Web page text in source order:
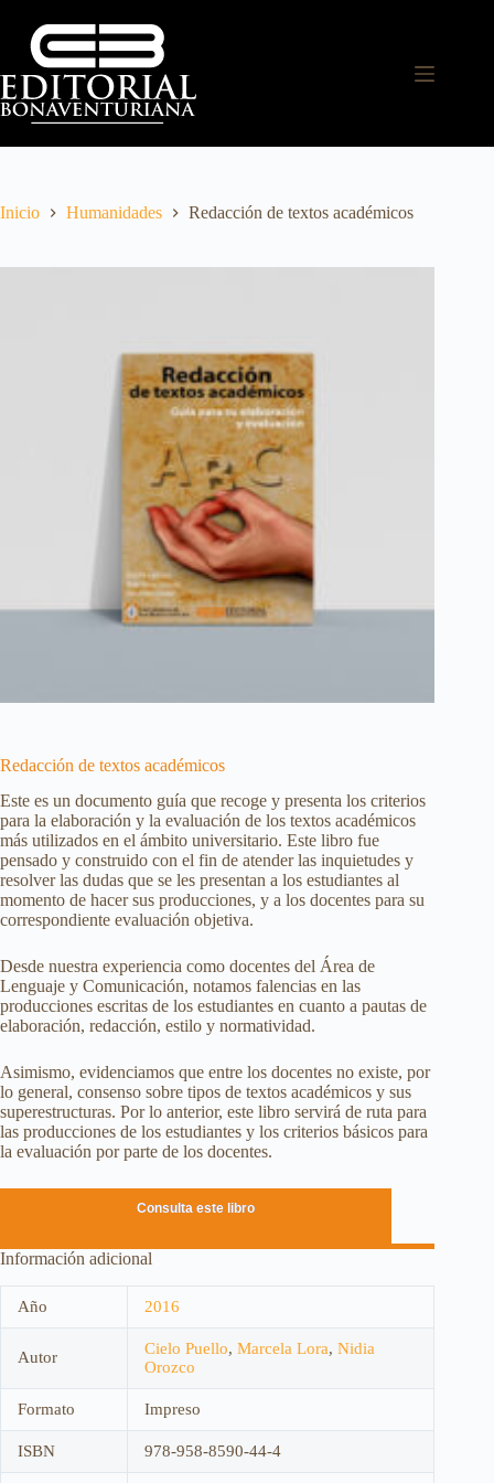
Inicio Humanidades Redacción de textos académicos
Redacción de textos académicos
Este es un documento guía que recoge y presenta los criterios
para la elaboración y la evaluación de los textos académicos
más utilizados en el ámbito universitario. Este libro fue
pensado y construido con el fin de atender las inquietudes y
resolver las dudas que se les presentan a los estudiantes al
momento de hacer sus producciones, y a los docentes para su
correspondiente evaluación objetiva.
Desde nuestra experiencia como docentes del Área de
Lenguaje y Comunicación, notamos falencias en las
producciones escritas de los estudiantes en cuanto a pautas de
elaboración, redacción, estilo y normatividad.
Asimismo, evidenciamos que entre los docentes no existe, por
lo general, consenso sobre tipos de textos académicos y sus
superestructuras. Por lo anterior, este libro servirá de ruta para
las producciones de los estudiantes y los criterios básicos para
la evaluación por parte de los docentes.
Consulta este libro
Información adicional
Año 2016
Autor Cielo Puello, Marcela Lora, Nidia
Orozco
Formato Impreso
ISBN 978-958-8590-44-4